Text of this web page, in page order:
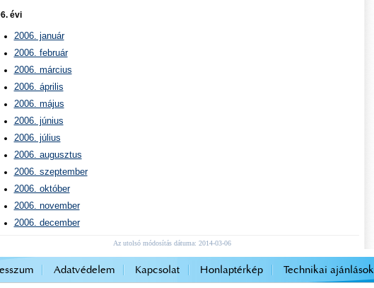
évi
2006. január
2006. február
2006. március
2006. április
2006. május
2006. június
2006. július
2006. augusztus
2006. szeptember
2006. október
2006. november
2006. december
Az utolsó módosítás dátuma: 2014-03-06
Adatvédelem Kapcsolat Honlaptérkép Technikai ajánlások